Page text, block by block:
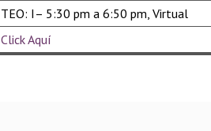
TEO: I– 5:30 pm a 6:50 pm, Virtual
Click Aquí